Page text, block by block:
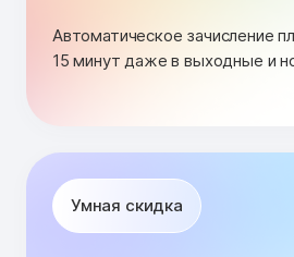
Автоматическое зачисление
15 минут даже в выходные и
Умная скидка